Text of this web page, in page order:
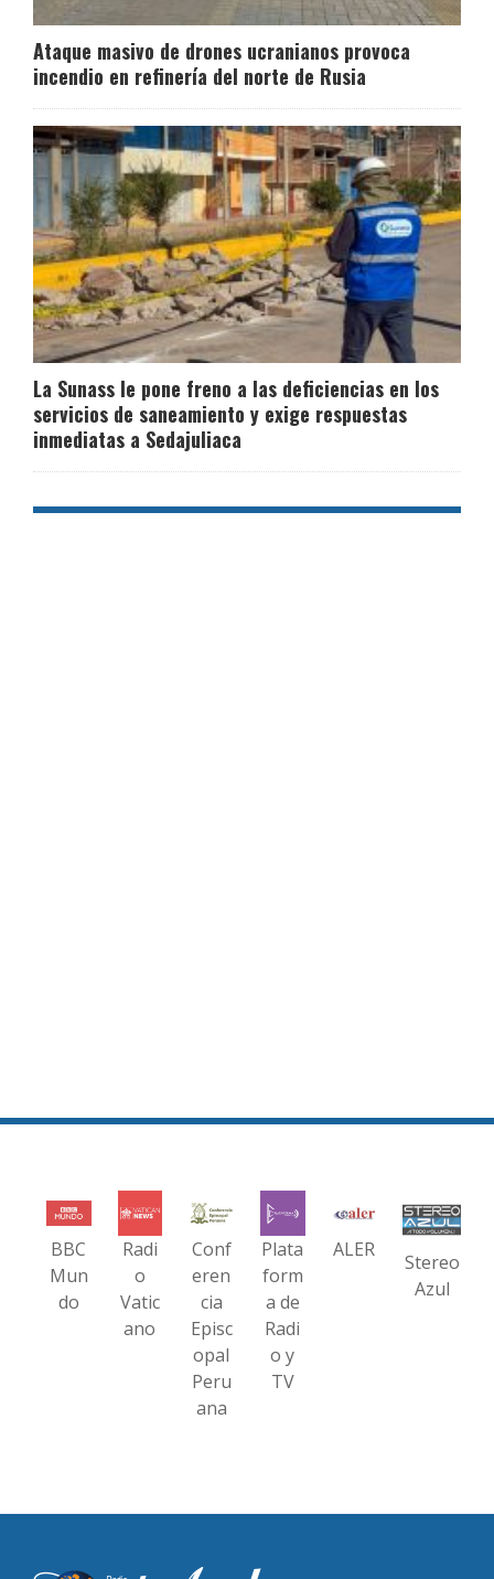
Ataque masivo de drones ucranianos provoca
incendio en refinería del norte de Rusia
La Sunass le pone freno a las deficiencias en los
servicios de saneamiento y exige respuestas
inmediatas a Sedajuliaca
BBC
Mun
do
Radi
o
Vatic
ano
Conf
eren
cia
Episc
opal
Peru
ana
Plata
form
a de
Radi
o y
TV
ALER
Stereo
Azul